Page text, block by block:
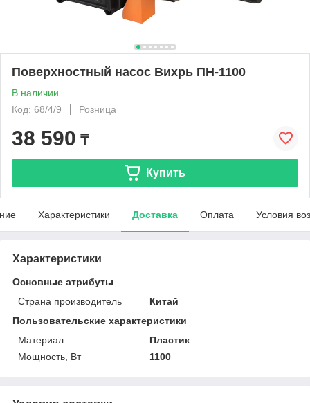
Поверхностный насос Вихрь ПН-1100
В наличии
Код: 68/4/9
Розница
38 590 ₸
Купить
Характеристики Доставка Оплата Условия
Характеристики
Основные атрибуты
Страна производитель
Китай
Пользовательские характеристики
Материал
Пластик
Мощность, Вт
1100